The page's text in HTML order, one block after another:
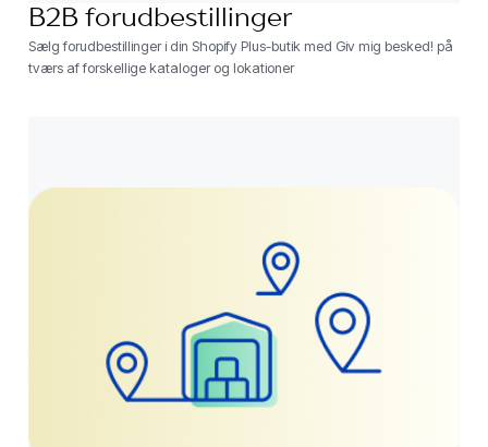
B2B forudbestillinger
Sælg forudbestillinger i din Shopify Plus-butik med Giv mig besked! på
tværs af forskellige kataloger og lokationer